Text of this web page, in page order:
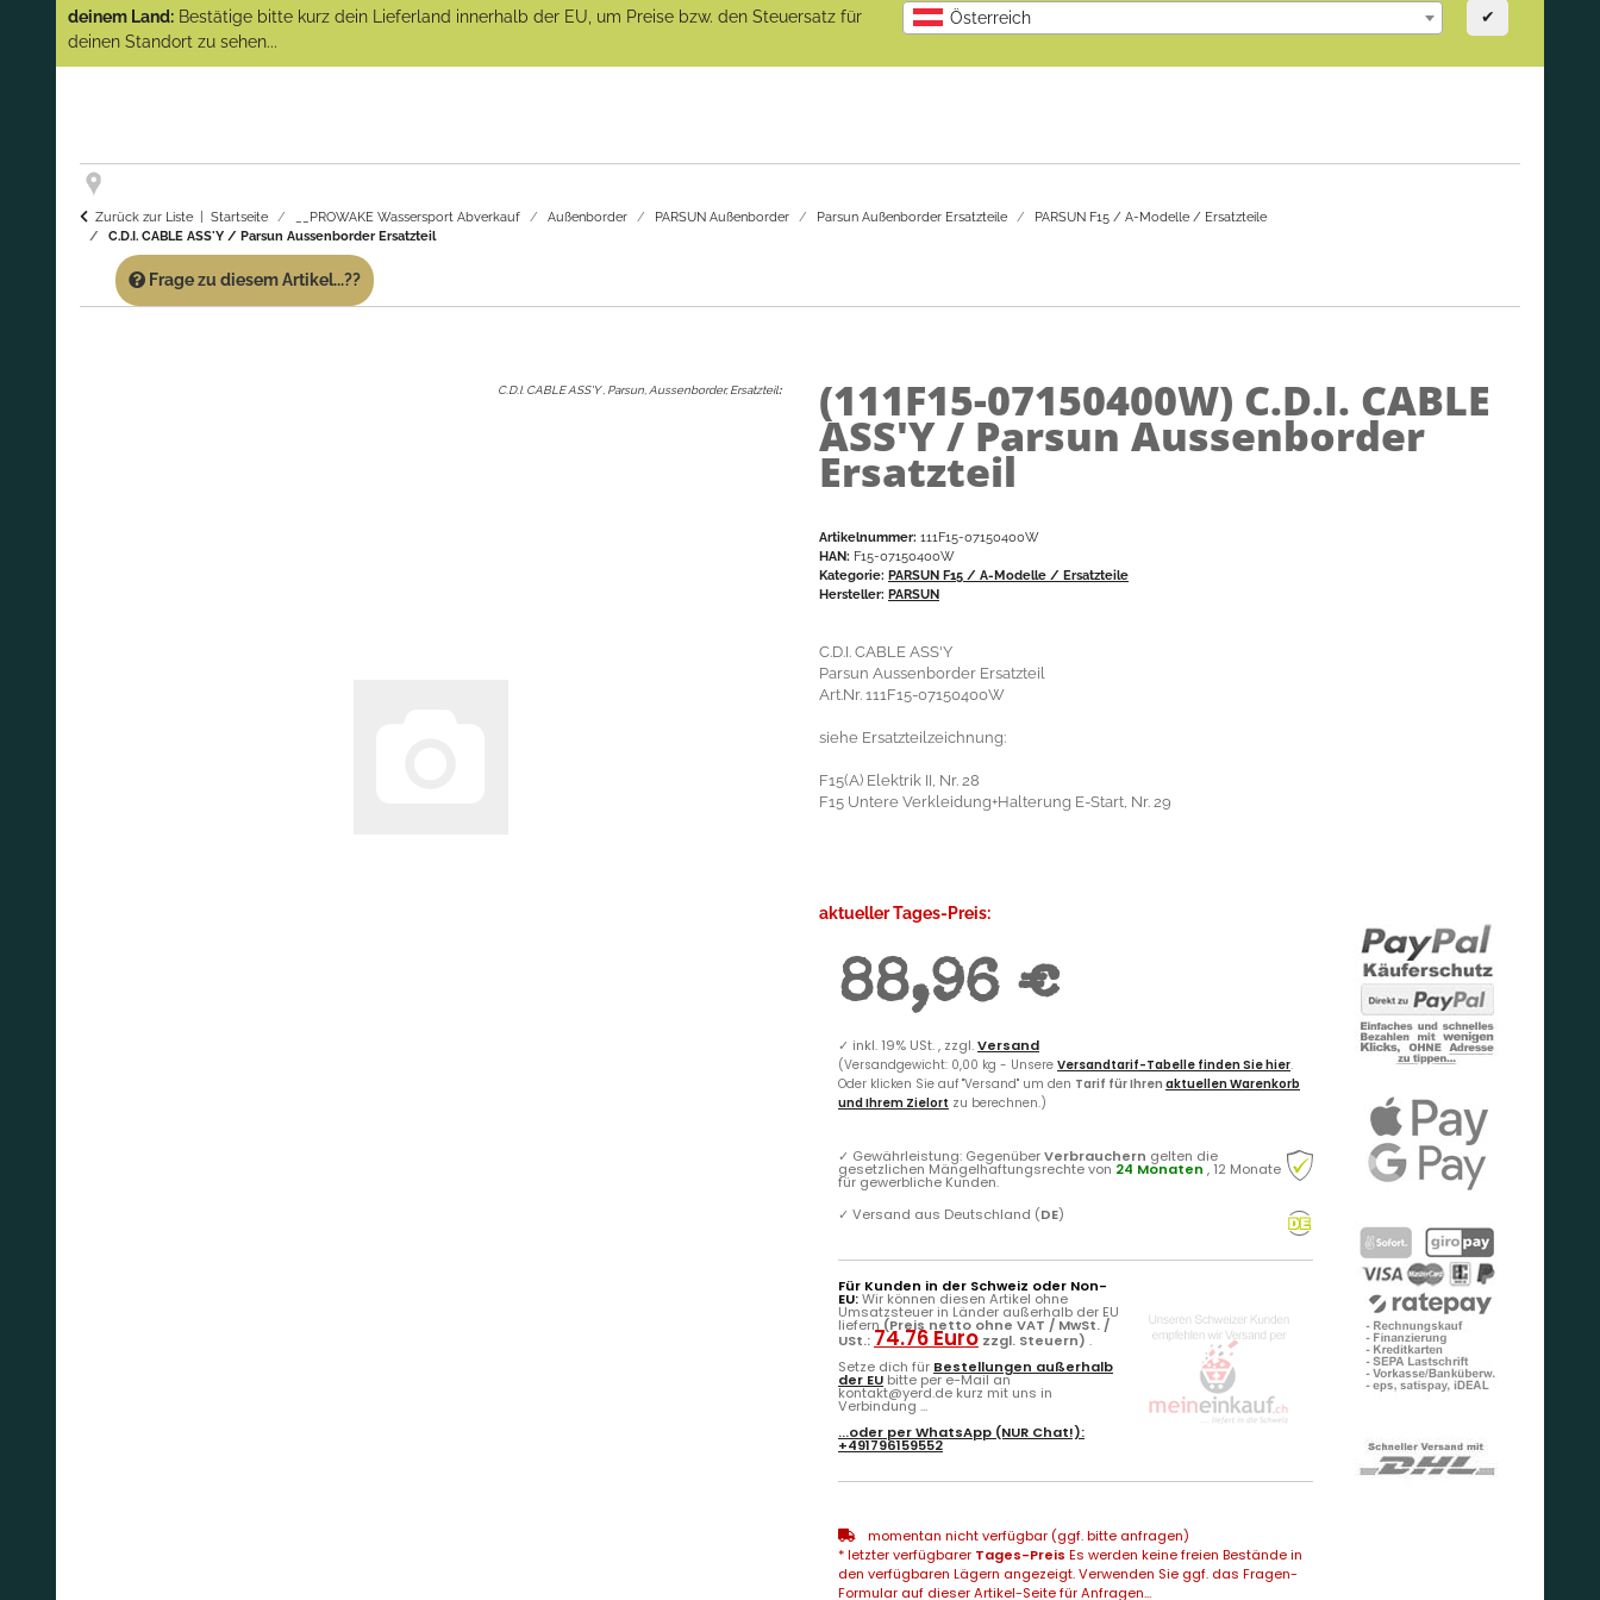
(Abverkauf)!
GARANTIE UND SERVICE:
deinem Land: Bestätige bitte kurz dein Lieferland innerhalb der EU, um Preise bzw. den Steuersatz für
deinen Standort zu sehen...
Österreich ✔
Zurück zur Liste Startseite __PROWAKE Wassersport Abverkauf Außenborder PARSUN Außenborder Parsun Außenborder Ersatzteile
PARSUN F15 / A-Modelle / Ersatzteile
C.D.I. CABLE ASS'Y / Parsun Aussenborder Ersatzteil
Frage zu diesem Artikel...??
C.D.I. CABLE ASS'Y , Parsun, Aussenborder, Ersatzteil: (111F15-07150400W) C.D.I. CABLE
ASS'Y / Parsun Aussenborder
Ersatzteil
Artikelnummer: 111F15-07150400W
HAN: F15-07150400W
Kategorie: PARSUN F15 / A-Modelle / Ersatzteile
Hersteller: PARSUN
C.D.I. CABLE ASS'Y
Parsun Aussenborder Ersatzteil
Art.Nr. 111F15-07150400W
siehe Ersatzteilzeichnung:
F15(A) Elektrik II, Nr. 28
F15 Untere Verkleidung+Halterung E-Start, Nr. 29
aktueller Tages-Preis:
88,96 €
✓ inkl. 19% USt. , zzgl.Versand
(Versandgewicht: 0,00 kg - Unsere Versandtarif-Tabelle finden Sie hier.
Oder klicken Sie auf "Versand" um den Tarif für Ihren aktuellen Warenkorb
und Ihrem Zielort zu berechnen.)
✓ Gewährleistung: GegenüberVerbrauchern gelten die
gesetzlichen Mängelhaftungsrechte von 24 Monaten , 12 Monate
für gewerbliche Kunden.
✓ Versand aus Deutschland (DE)
Für Kunden in der Schweiz oder Non-
EU:Wir können diesen Artikel ohne
Umsatzsteuer in Länder außerhalb der EU
liefern (Preis netto ohne VAT / MwSt. /
USt.: 74.76 Euro zzgl. Steuern) .
Setze dich für Bestellungen außerhalb
der EU bitte per e-Mail an
kontakt@yerd.de kurz mit uns in
Verbindung ...
...oder perWhatsApp (NUR Chat!):
+491796159552
momentan nicht verfügbar (ggf. bitte anfragen)
* letzter verfügbarer Tages-Preis Es werden keine freien Bestände in
den verfügbaren Lägern angezeigt. Verwenden Sie ggf. das Fragen-
Formular auf dieser Artikel-Seite für Anfragen...